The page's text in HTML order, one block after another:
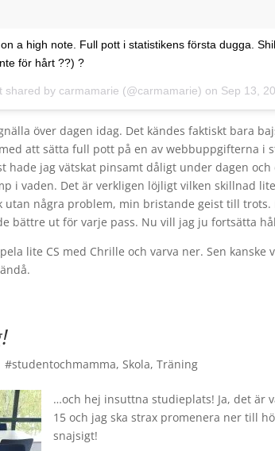
a high note. Full pott i statistikens första dugga.
för hårt ??) ?
shared by carmamarie (@carmamarie) on Sep 13,
över dagen idag. Det kändes faktiskt bara
att sätta full pott på en av webbuppgifterna i
hade jag vätskat pinsamt dåligt under dagen
i vaden. Det är verkligen löjligt vilken skillnad
utan några problem, min bristande geist till
bättre ut för varje pass. Nu vill jag ju fortsätta
lite CS med Chrille och varva ner. Sen
#studentochmamma,Skola,Träning
…och hej insuttna studieplats! Ja, det är
15 och jag ska strax promenera ner till
snajsigt!